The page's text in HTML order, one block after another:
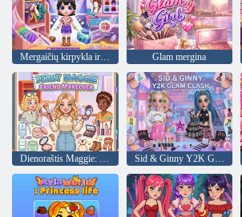
Mergaičių kirpykla ir pasipuošimas Glam mergina
Dienoraštis Maggie: draugo pertvarkymas Sid & Ginny Y2K Glam Clash